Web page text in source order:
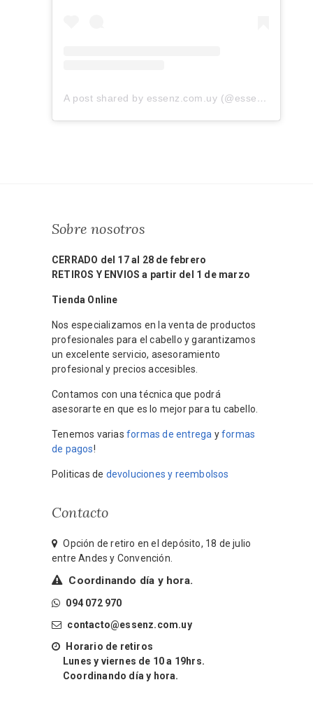
A post shared by essenz.com.uy (@essenz.com.uy)
Sobre nosotros
CERRADO del 17 al 28 de febrero
RETIROS Y ENVIOS a partir del 1 de marzo
Tienda Online
Nos especializamos en la venta de productos
profesionales para el cabello y garantizamos
un excelente servicio, asesoramiento
profesional y precios accesibles.
Contamos con una técnica que podrá
asesorarte en que es lo mejor para tu cabello.
Tenemos varias formas de entrega yformas
de pagos!
Politicas de devoluciones y reembolsos
Contacto
Opción de retiro en el depósito, 18 de julio
entre Andes y Convención.
Coordinando día y hora.
094 072 970
contacto@essenz.com.uy
Horario de retiros
Lunes y viernes de 10 a 19hrs.
Coordinando día y hora.